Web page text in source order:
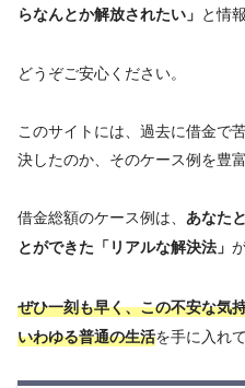
らなんとか解放されたい」 と情
どうぞご安心ください。
このサイトには、過去に借金で
決したのか、そのケース例を豊
借金総額のケース例は、 あなた
とができた「リアルな解決法」
ぜひ一刻も早く、この不安な気
いわゆる普通の生活を手に入れ